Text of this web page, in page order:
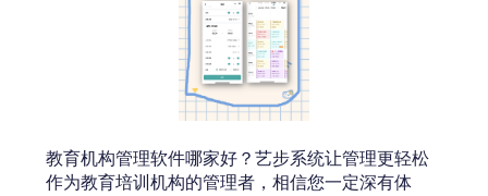
教育机构管理软件哪家好？艺步系统让管理更轻松
作为教育培训机构的管理者，相信您一定深有体